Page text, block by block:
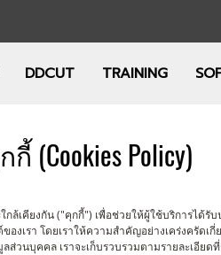
DDCUT TRAINING
(Cookies Policy)
ล้เคียงกัน ("คุกกี้") เพื่อช่วยให้ผู้ใช้บริการได้
เรา โดยเราให้ความสำคัญอย่างเคร่งครัด
บุคคล เราจะเก็บรวบรวมตามรายละเอียด